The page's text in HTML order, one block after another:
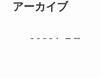
アーカイブ
2022年7月